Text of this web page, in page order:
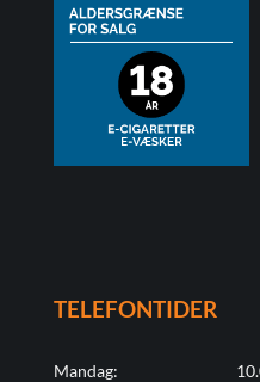
TELEFONTIDER
Mandag: